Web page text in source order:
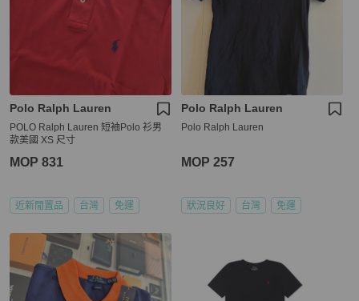
Polo Ralph Lauren
POLO Ralph Lauren 短袖Polo 衫男
款美國 XS 尺寸
MOP 831
近新閒置品 台灣 免運
Polo Ralph Lauren
Polo Ralph Lauren
MOP 257
狀況良好 台灣 免運